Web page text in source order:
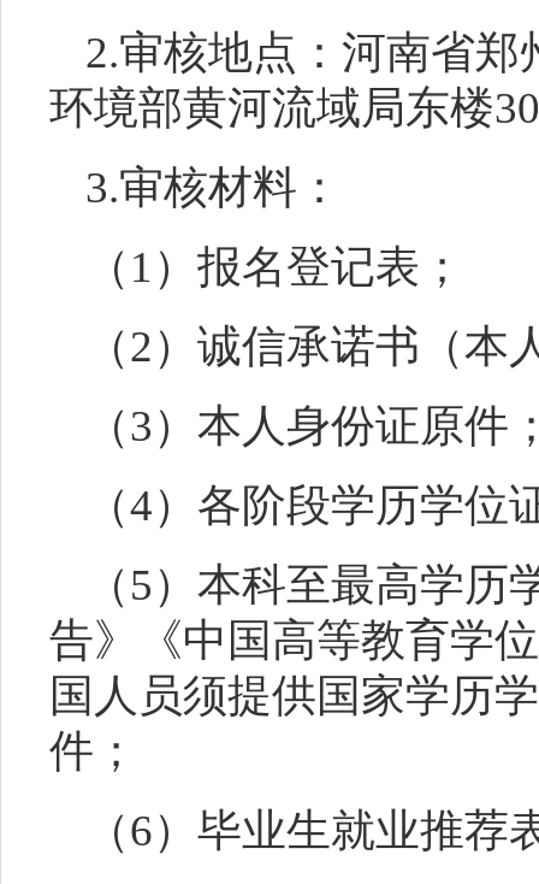
2.审核地点：河南省
环境部黄河流域局东楼3
3.审核材料：
（ 1）报名登记表；
（2）诚信承诺书（本
（3）本人身份证原件
（4）各阶段学历学位
（5）本科至最高学历
告》《中国高等教育学
国人员须提供国家学历
件；
（6）毕业生就业推荐